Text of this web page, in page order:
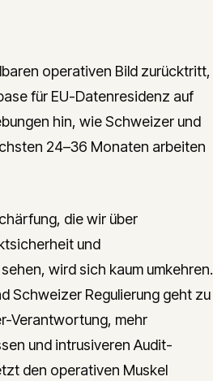
operativen Bild zurücktritt,
für EU-Datenresidenz auf
hin, wie Schweizer und
24–36 Monaten arbeiten
die wir über
und
wird sich kaum umkehren.
Schweizer Regulierung geht zu
Verantwortung, mehr
und intrusiveren Audit-
den operativen Muskel